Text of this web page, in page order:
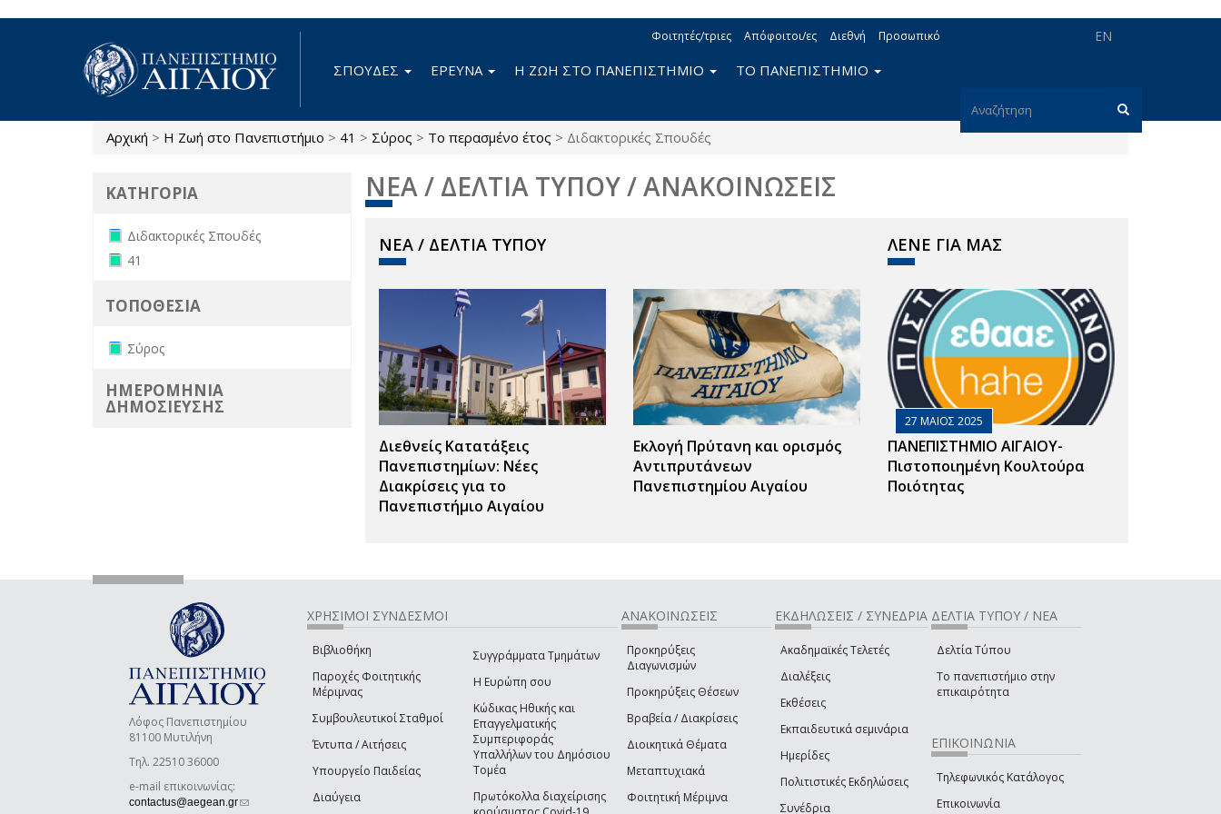
EN
Φοιτητές/τριες Απόφοιτοι/ες Διεθνή Προσωπικό
Φόρμα
ΣΠΟΥΔΕΣ ΕΡΕΥΝΑ Η ΖΩΗ ΣΤΟ ΠΑΝΕΠΙΣΤΗΜΙΟ ΤΟ ΠΑΝΕΠΙΣΤΗΜΙΟ
Είστε εδώ
Αρχική > Η Ζωή στο Πανεπιστήμιο > 41 > Σύρος > Το περασμένο έτος > Διδακτορικές Σπουδές
ΝΕΑ / ΔΕΛΤΙΑ ΤΥΠΟΥ / ΑΝΑΚΟΙΝΩΣΕΙΣ
ΝΕΑ / ΔΕΛΤΙΑ ΤΥΠΟΥ
Διεθνείς Κατατάξεις
Πανεπιστημίων: Νέες
Διακρίσεις για το
Πανεπιστήμιο Αιγαίου
Εκλογή Πρύτανη και ορισμός
Αντιπρυτάνεων
Πανεπιστημίου Αιγαίου
ΛΕΝΕ ΓΙΑ ΜΑΣ
27 ΜΑΙΟΣ 2025
ΠΑΝΕΠΙΣΤΗΜΙΟ ΑΙΓΑΙΟΥ-
Πιστοποιημένη Κουλτούρα
Ποιότητας
ΚΑΤΗΓΟΡΙΑ
Remove Διδακτορικές Σπουδές filter
Διδακτορικές Σπουδές
Remove 41 filter
41
ΤΟΠΟΘΕΣΙΑ
Remove Σύρος filter
Σύρος
ΗΜΕΡΟΜΗΝΙΑ
ΔΗΜΟΣΙΕΥΣΗΣ
Λόφος Πανεπιστημίου
81100 Μυτιλήνη
Τηλ. 22510 36000
e-mail επικοινωνίας:
contactus@aegean.gr(link sends e-mail)
ΧΡΗΣΙΜΟΙ ΣΥΝΔΕΣΜΟΙ
Βιβλιοθήκη
Παροχές Φοιτητικής
Μέριμνας
Συμβουλευτικοί Σταθμοί
Έντυπα / Αιτήσεις
Υπουργείο Παιδείας
Διαύγεια
Συγγράμματα Τμημάτων
Η Ευρώπη σου
Κώδικας Ηθικής και
Επαγγελματικής
Συμπεριφοράς
Υπαλλήλων του Δημόσιου
Τομέα
Πρωτόκολλα διαχείρισης
ΑΝΑΚΟΙΝΩΣΕΙΣ
Προκηρύξεις
Διαγωνισμών
Προκηρύξεις Θέσεων
Βραβεία / Διακρίσεις
Διοικητικά Θέματα
Μεταπτυχιακά
Φοιτητική Μέριμνα
ΕΚΔΗΛΩΣΕΙΣ / ΣΥΝΕΔΡΙΑ
Ακαδημαϊκές Τελετές
Διαλέξεις
Εκθέσεις
Εκπαιδευτικά σεμινάρια
Ημερίδες
Πολιτιστικές Εκδηλώσεις
Συνέδρια
ΔΕΛΤΙΑ ΤΥΠΟΥ / ΝΕΑ
Δελτία Τύπου
Το πανεπιστήμιο στην
επικαιρότητα
ΕΠΙΚΟΙΝΩΝΙΑ
Τηλεφωνικός Κατάλογος
Επικοινωνία